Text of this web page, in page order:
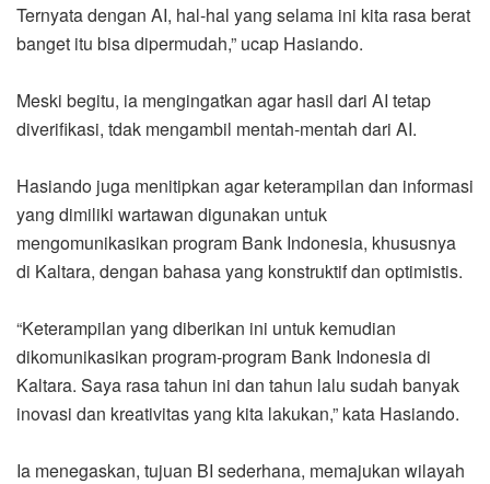
Ternyata dengan AI, hal-hal yang selama ini kita rasa berat
banget itu bisa dipermudah,” ucap Hasiando.
Meski begitu, ia mengingatkan agar hasil dari AI tetap
diverifikasi, tdak mengambil mentah-mentah dari AI.
Hasiando juga menitipkan agar keterampilan dan informasi
yang dimiliki wartawan digunakan untuk
mengomunikasikan program Bank Indonesia, khususnya
di Kaltara, dengan bahasa yang konstruktif dan optimistis.
“Keterampilan yang diberikan ini untuk kemudian
dikomunikasikan program-program Bank Indonesia di
Kaltara. Saya rasa tahun ini dan tahun lalu sudah banyak
inovasi dan kreativitas yang kita lakukan,” kata Hasiando.
Ia menegaskan, tujuan BI sederhana, memajukan wilayah